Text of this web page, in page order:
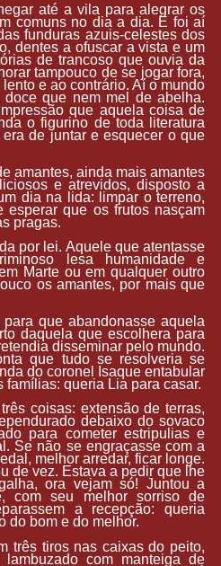
até a vila para alegrar os
comuns no dia a dia. E foi aí
funduras azuis-celestes dos
dentes a ofuscar a vista e um
de trancoso que ouvia da
tampouco de se jogar fora,
e ao contrário. Aí o mundo
que nem mel de abelha.
que aquela coisa de
o figurino de toda literatura
de juntar e esquecer o que
amantes, ainda mais amantes
e atrevidos, disposto a
dia na lida: limpar o terreno,
esperar que os frutos nasçam
pragas.
por lei. Aquele que atentasse
lesa humanidade e
Marte ou em qualquer outro
os amantes, por mais que
que abandonasse aquela
daquela que escolhera para
disseminar pelo mundo.
que tudo se resolveria se
do coronel Isaque entabular
queria Lia para casar.
coisas: extensão de terras,
debaixo do sovaco
para cometer estripulias e
Se não se engraçasse com a
melhor arredar, ficar longe.
de vez. Estava a pedir que lhe
ora vejam só! Juntou a
com seu melhor sorriso de
a recepção: queria
do bom e do melhor.
três tiros nas caixas do peito,
com manteiga de